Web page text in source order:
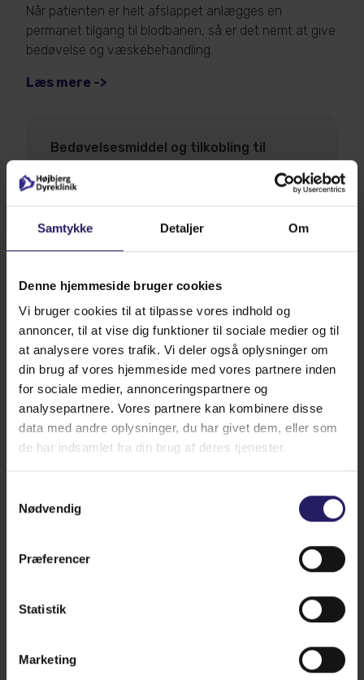
Samtykke Detaljer Om
Denne hjemmeside bruger cookies
Vi bruger cookies til at tilpasse vores indhold og
annoncer, til at vise dig funktioner til sociale medier og til
at analysere vores trafik. Vi deler også oplysninger om
din brug af vores hjemmeside med vores partnere inden
for sociale medier, annonceringspartnere og
analysepartnere. Vores partnere kan kombinere disse
data med andre oplysninger, du har givet dem, eller som
de har indsamlet fra din brug af deres tjenester.
Nødvendig
Præferencer
Statistik
Marketing
Hvad leder du efter?
Når patienten er helt afslappet anlægges en
permanet tilgang til blodbanen, så er det nemt at give
bedøvelse og væskebehandling.
Læs mere ->
Bedøvelsesmiddel og tilkobling til
samme middel som bruges på
direkte på et gassystem helt lig med det der
findes på hospitalerne i Danmark.
Bedøvelse
Der kobles derefter en blodtryksmåler på
blodtryk samt puls. Apparatet har indbygget
alarm der er meget sensitiv overfor afvigelser
tilstand kan hurtigt korrigeres. Patienten